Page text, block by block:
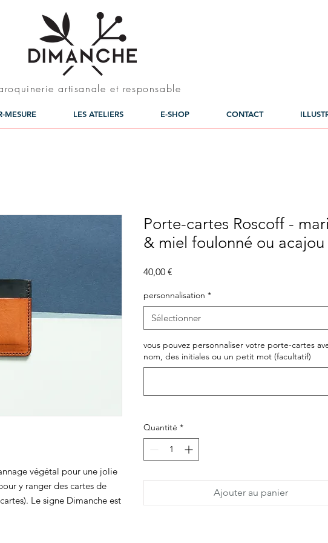
artisanale et responsable
MESURE LES ATELIERS E-SHOP CONTACT
végétal pour une jolie
y ranger des cartes de
Le signe Dimanche est
Porte-cartes Roscoff -
& miel foulonné ou acajou
40,00 €
personnalisation *
Sélectionner
vous pouvez personnaliser votre porte-cartes
nom, des initiales ou un petit mot (facultatif)
Quantité *
Ajouter au panier